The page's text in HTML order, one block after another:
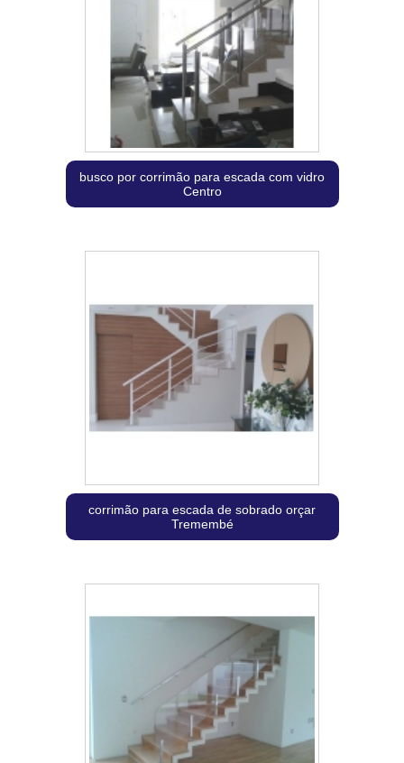
busco por corrimão para escada com vidro
Centro
corrimão para escada de sobrado orçar
Tremembé